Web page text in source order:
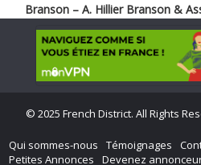
Branson – A. Hillier Branson &
© 2025 French District. All Rights
Qui sommes-nous Témoignages
Petites Annonces
Devenez